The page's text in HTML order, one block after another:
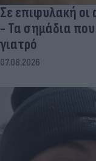
Σε επιφυλακή οι
- Τα σημάδια
γιατρό
07.08.2026